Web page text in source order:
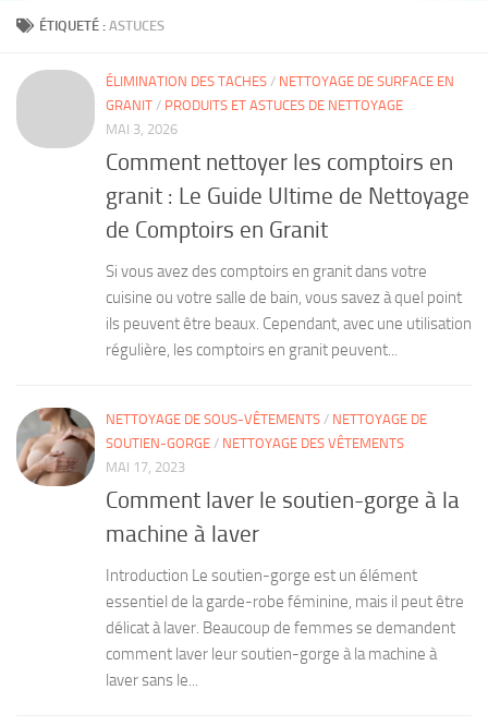
ÉTIQUETÉ :ASTUCES
ÉLIMINATION DES TACHES / NETTOYAGE DE SURFACE EN
GRANIT / PRODUITS ET ASTUCES DE NETTOYAGE
MAI 3, 2026
Comment nettoyer les comptoirs en
granit : Le Guide Ultime de Nettoyage
de Comptoirs en Granit
Si vous avez des comptoirs en granit dans votre
cuisine ou votre salle de bain, vous savez à quel point
ils peuvent être beaux. Cependant, avec une utilisation
régulière, les comptoirs en granit peuvent...
NETTOYAGE DE SOUS-VÊTEMENTS / NETTOYAGE DE
SOUTIEN-GORGE / NETTOYAGE DES VÊTEMENTS
MAI 17, 2023
Comment laver le soutien-gorge à la
machine à laver
Introduction Le soutien-gorge est un élément
essentiel de la garde-robe féminine, mais il peut être
délicat à laver. Beaucoup de femmes se demandent
comment laver leur soutien-gorge à la machine à
laver sans le...